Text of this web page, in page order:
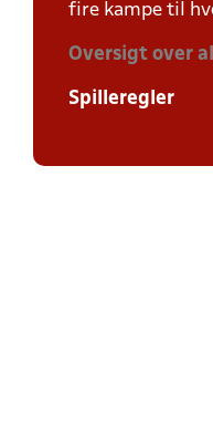
fire kampe til
Oversigt over
Spilleregler